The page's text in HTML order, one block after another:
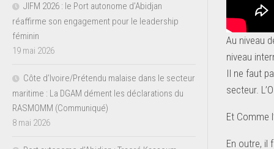
Au niveau
niveau
Il ne faut
secteur.
Et Comme
En outre, il
JIFM 2026 : le Port autonome d’Abidjan
réaffirme son engagement pour le leadership
féminin
19 mai 2026
Côte d’Ivoire/Prétendu malaise dans le secteur
maritime : La DGAM dément les déclarations du
RASMOMM (Communiqué)
8 mai 2026